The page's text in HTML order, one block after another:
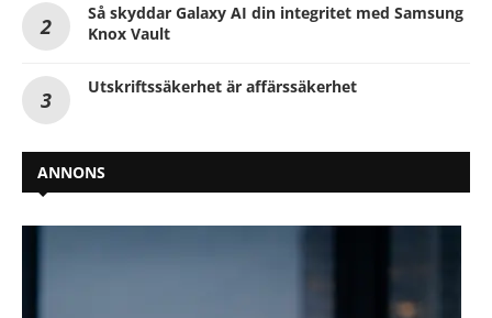
Så skyddar Galaxy AI din integritet med Samsung
Knox Vault
Utskriftssäkerhet är affärssäkerhet
ANNONS